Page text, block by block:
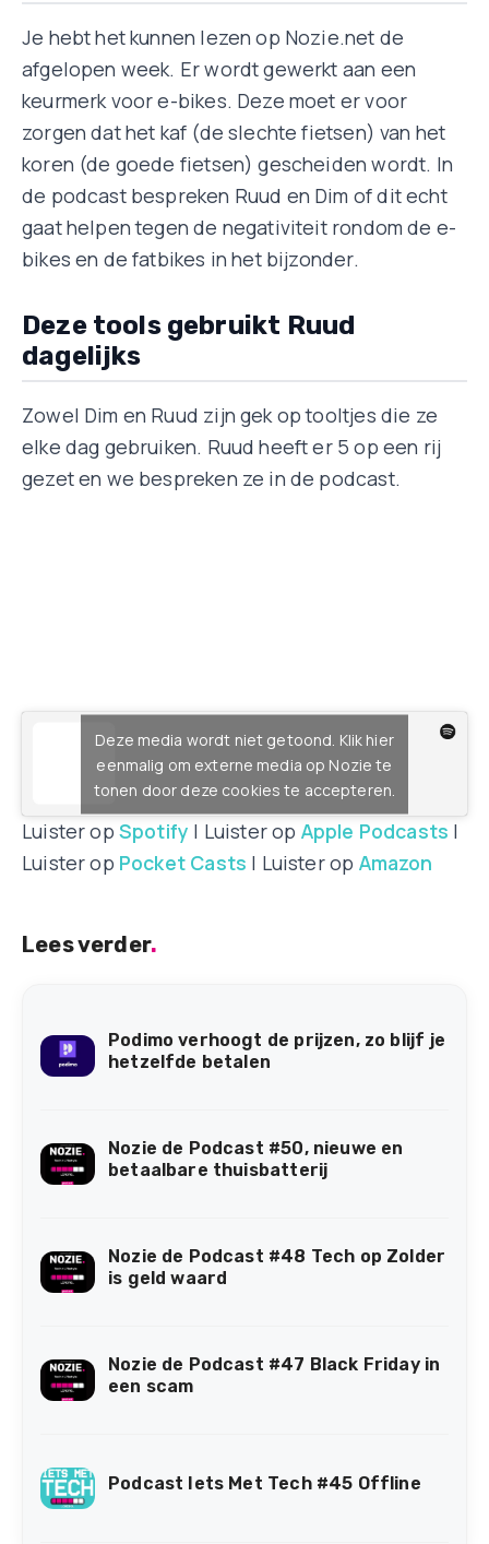
Je hebt het kunnen lezen op Nozie.net de
afgelopen week. Er wordt gewerkt aan een
keurmerk voor e-bikes. Deze moet er voor
zorgen dat het kaf (de slechte fietsen) van het
koren (de goede fietsen) gescheiden wordt. In
de podcast bespreken Ruud en Dim of dit echt
gaat helpen tegen de negativiteit rondom de e-
bikes en de fatbikes in het bijzonder.
Deze tools gebruikt Ruud
dagelijks
Zowel Dim en Ruud zijn gek op tooltjes die ze
elke dag gebruiken. Ruud heeft er 5 op een rij
gezet en we bespreken ze in de podcast.
Deze media wordt niet getoond. Klik hier
eenmalig om externe media op Nozie te
tonen door deze cookies te accepteren.
Luister op Spotify | Luister op Apple Podcasts |
Luister op Pocket Casts | Luister op Amazon
Lees verder.
Podimo verhoogt de prijzen, zo blijf je
hetzelfde betalen
Nozie de Podcast #50, nieuwe en
betaalbare thuisbatterij
Nozie de Podcast #48 Tech op Zolder
is geld waard
Nozie de Podcast #47 Black Friday in
een scam
Podcast Iets Met Tech #45 Offline